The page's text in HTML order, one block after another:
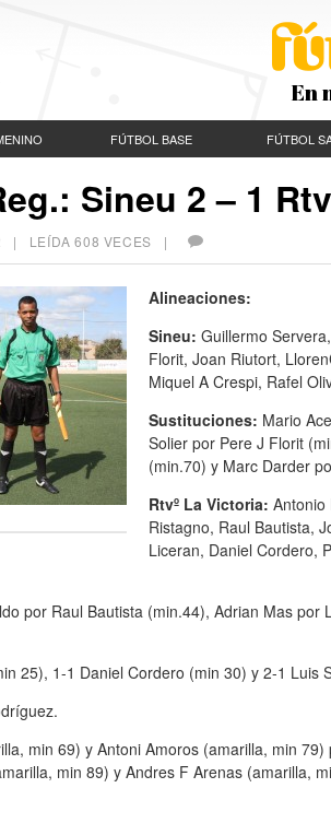
En
FÚTBOL BASE FÚTBOL
Sineu 2 – 1
| LEÍDA 608 VECES |
Alineaciones:
Sineu: Guillermo
Florit, Joan Riutort,
Miquel A Crespi, Rafel
Sustituciones: Mario
Solier por Pere J Florit
(min.70) y Marc Darder
Rtvº La Victoria: Antonio
Ristagno, Raul Bautista,
Liceran, Daniel Cordero,
por Raul Bautista (min.44), Adrian Mas por
25), 1-1 Daniel Cordero (min 30) y 2-1 Luis
min 69) y Antoni Amoros (amarilla, min
min 89) y Andres F Arenas (amarilla,